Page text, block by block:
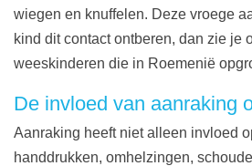
wiegen en knuffelen. Deze vroege
kind dit contact ontberen, dan zie je
weeskinderen die in Roemenië
De invloed van aanraking
Aanraking heeft niet alleen invloed
handdrukken, omhelzingen,